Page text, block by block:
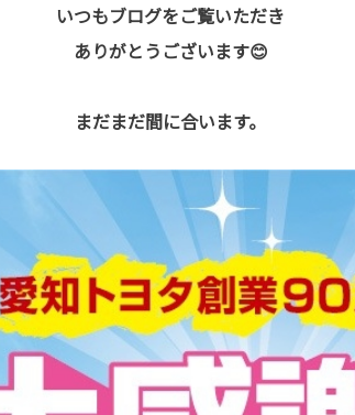
いつもブログをご覧いただき
ありがとうございます😊
まだまだ間に合います。